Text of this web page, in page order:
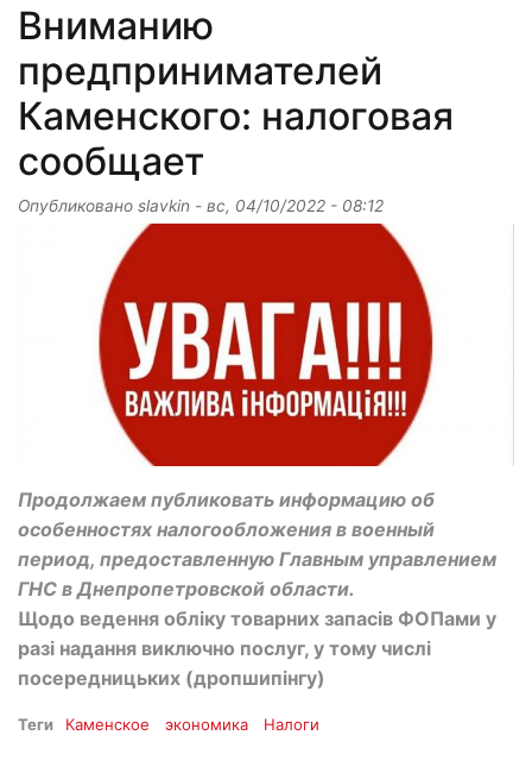
Вниманию
предпринимателей
Каменского: налоговая
сообщает
Опубликовано slavkin - вс, 04/10/2022 - 08:12
Продолжаем публиковать информацию об
особенностях налогообложения в военный
период, предоставленную Главным управлением
ГНС в Днепропетровской области.
Щодо ведення обліку товарних запасів ФОПами у
разі надання виключно послуг, у тому числі
посередницьких (дропшипінгу)
Теги Каменское экономика Налоги